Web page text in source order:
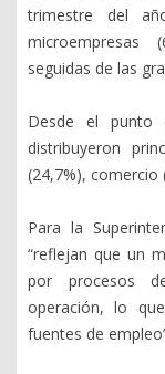
trimestre del
microempresas
seguidas de las
Desde el punto
distribuyeron
(24,7%), comercio
Para la
“reflejan que un
por procesos
operación, lo
fuentes de